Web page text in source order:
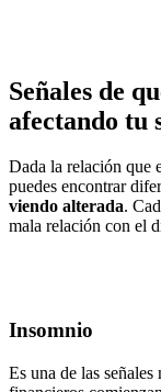
Señales de
afectando tu
Dada la relación que
puedes encontrar
viendo alterada.
mala relación con el
Insomnio
Es una de las